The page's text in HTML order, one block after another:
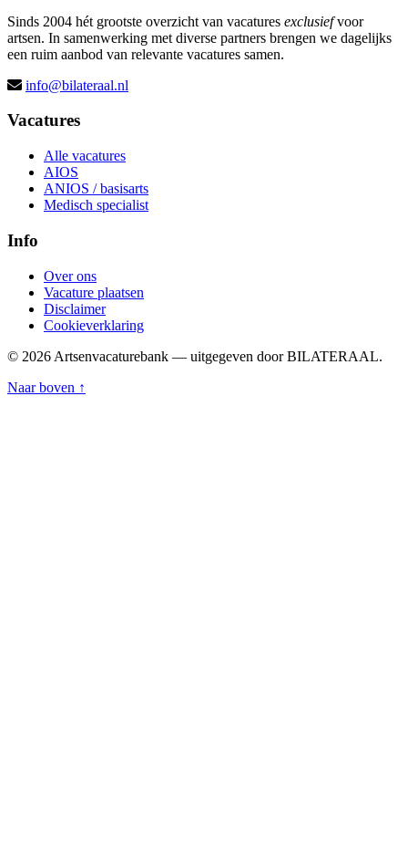
Sinds 2004 hét grootste overzicht van vacatures exclusiefvoor
artsen. In samenwerking met diverse partners brengen we dagelijks
een ruim aanbod van relevante vacatures samen.
info@bilateraal.nl
Vacatures
Alle vacatures
AIOS
ANIOS / basisarts
Medisch specialist
Info
Over ons
Vacature plaatsen
Disclaimer
Cookieverklaring
© 2026 Artsenvacaturebank — uitgegeven door BILATERAAL.
Naar boven ↑